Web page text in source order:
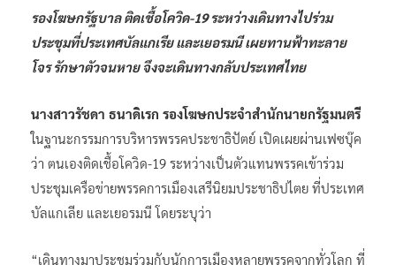
รองโฆษกรัฐบาล ติดเชื้อโควิด-19 ระหว่างเดินทางไปร่วม
โจร รักษาตัวจนหาย จึงจะเดินทางกลับประเทศไทย
นางสาวรัชดา ธนาดิเรก รองโฆษกประจำสำนักนายกรัฐมนตรี
ในฐานะกรรมการบริหารพรรคประชาธิปัตย์ เปิดเผยผ่านเฟซบุ๊ค
ว่า ตนเองติดเชื้อโควิด-19 ระหว่างเป็นตัวแทนพรรคเข้าร่วม
ประชุมเครือข่ายพรรคการเมืองเสรีนิยมประชาธิปไตย ที่ประเทศ
บัลแกเลีย และเยอรมนี โดยระบุว่า